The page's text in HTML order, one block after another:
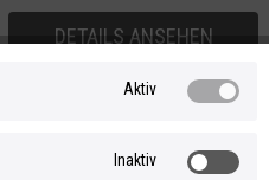
Versand
DETAILS ANSEHEN
Aktiv
Inaktiv